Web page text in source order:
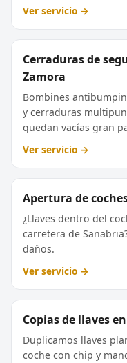
Ver servicio →
Cerraduras de
Zamora
Bombines
y cerraduras
quedan vacías gran
Ver servicio →
Apertura de
¿Llaves dentro del
carretera de
daños.
Ver servicio →
Copias de llaves
Duplicamos llaves
coche con chip y